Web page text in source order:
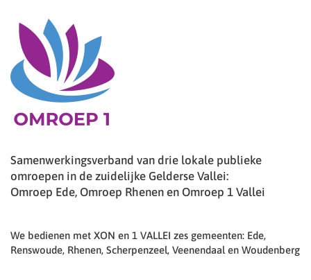
Samenwerkingsverband van drie lokale publieke
omroepen in de zuidelijke Gelderse Vallei:
Omroep Ede, Omroep Rhenen en Omroep 1 Vallei
We bedienen met XON en 1 VALLEI zes gemeenten: Ede,
Renswoude, Rhenen, Scherpenzeel, Veenendaal en Woudenberg